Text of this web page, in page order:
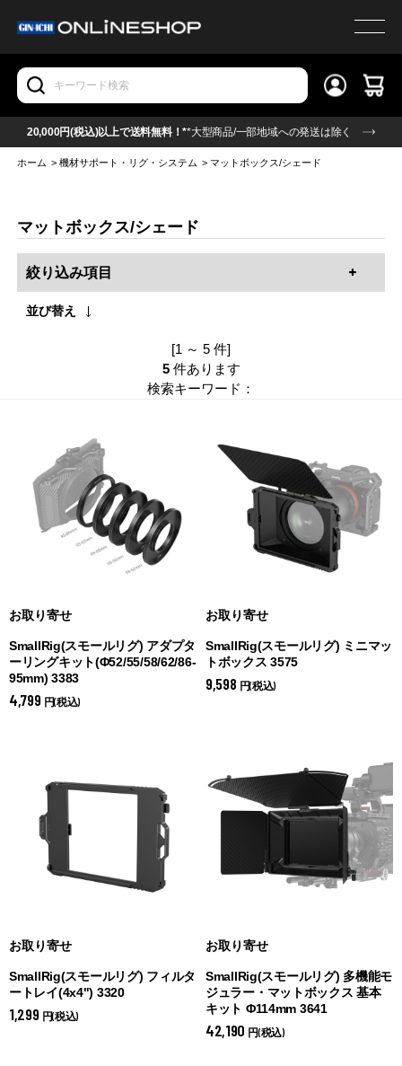
20,000円(税込)以上で送料無料！**大型商品/一部地域への発送は除く
ホーム >機材サポート・リグ・システム >マットボックス/シェード
マットボックス/シェード
絞り込み項目
並び替え
[1 ～ 5 件]
5 件あります
検索キーワード：
お取り寄せ
SmallRig(スモールリグ) アダプタ
ーリングキット(Φ52/55/58/62/86-
95mm) 3383
4,799 円(税込)
お取り寄せ
SmallRig(スモールリグ) ミニマッ
トボックス 3575
9,598 円(税込)
お取り寄せ
SmallRig(スモールリグ) フィルタ
ートレイ(4x4") 3320
1,299 円(税込)
お取り寄せ
SmallRig(スモールリグ) 多機能モ
ジュラー・マットボックス 基本
キット Φ114mm 3641
42,190 円(税込)